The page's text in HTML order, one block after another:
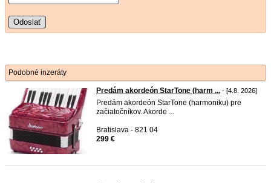
Odoslať
Podobné inzeráty
Predám akordeón StarTone (harm ... - [4.8. 2026]
Predám akordeón StarTone (harmoniku) pre
začiatočníkov. Akorde ...
Bratislava - 821 04
299 €